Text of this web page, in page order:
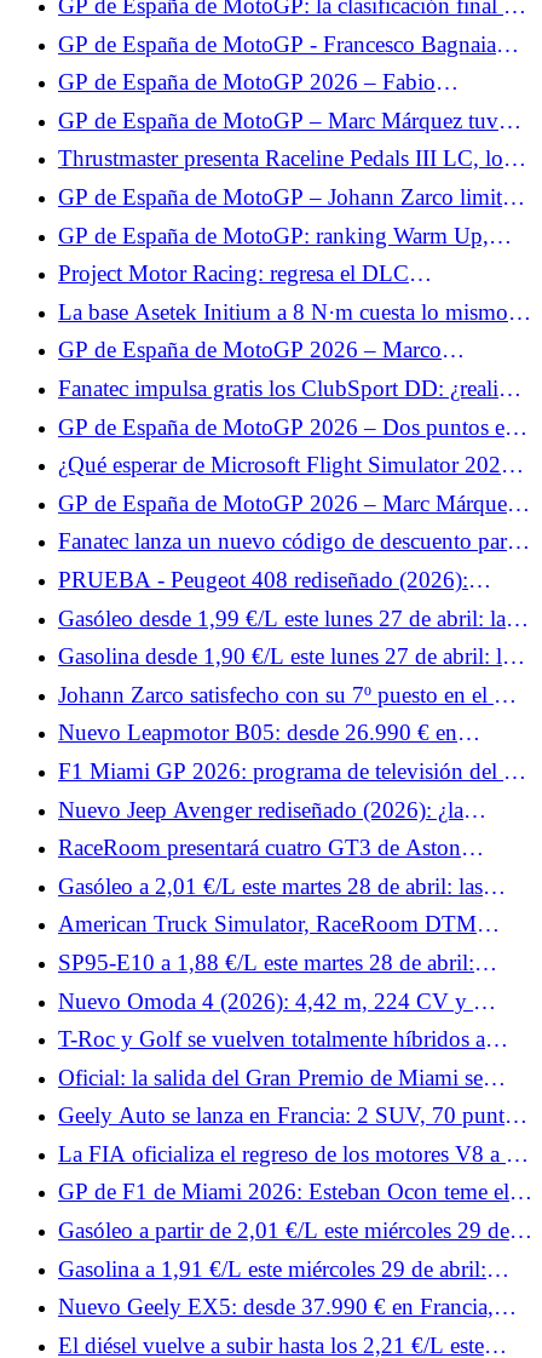
de tenerla”
GP de España de MotoGP: la clasificación final de
la carrera al sprint, escenario totalmente loco, Zarco
y Quartararo en los puntos
GP de España de MotoGP - Francesco Bagnaia
pierde ante Marc Márquez: “Era más rápido que
yo”
GP de España de MotoGP 2026 – Fabio
Quartararo hace su mea culpa: “Cometí un error al
no parar”
GP de España de MotoGP – Marc Márquez tuvo
suerte en la carrera al sprint: “Me caí en el mejor
momento”
Thrustmaster presenta Raceline Pedals III LC, los
nuevos pedales con célula de carga.
GP de España de MotoGP – Johann Zarco limita
los daños en la carrera al sprint: “Pude salvar
algunos puntos”
GP de España de MotoGP: ranking Warm Up,
Fabio Quartararo sube al Top 10, Zarco sólo 12º
Project Motor Racing: regresa el DLC
desaparecido y llega un parche a continuación.
La base Asetek Initium a 8 N·m cuesta lo mismo
que la base de 5,5 N·m.
GP de España de MotoGP 2026 – Marco
Bezzecchi limita los daños en carrera: “Alex
Márquez fue demasiado rápido”
Fanatec impulsa gratis los ClubSport DD: ¿realidad
o marketing?
GP de España de MotoGP 2026 – Dos puntos en
carrera para Fabio Quartararo: “No estamos en
condiciones de ser positivos”
¿Qué esperar de Microsoft Flight Simulator 2024
en PlayStation VR2?
GP de España de MotoGP 2026 – Marc Márquez
pone en perspectiva su caída: “Aun así fue un buen
fin de semana”
Fanatec lanza un nuevo código de descuento para
todo el catálogo.
PRUEBA - Peugeot 408 rediseñado (2026):
nuestro veredicto al volante... Rechazado por los
clientes, el Peugeot 408 aprovecha el inevitable
lavado de cara a mitad de carrera para... Prueba
lunes 27 de abril de 2026
Gasóleo desde 1,99 €/L este lunes 27 de abril: las
estaciones más baratas para repostar gasóleo
Gasolina desde 1,90 €/L este lunes 27 de abril: las
estaciones más baratas para repostar SP95-E10
Johann Zarco satisfecho con su 7º puesto en el GP
de España de MotoGP 2026: “Un resultado
positivo”
Nuevo Leapmotor B05: desde 26.990 € en
Europa, la berlina eléctrica compacta es fuerte
F1 Miami GP 2026: programa de televisión del fin
de semana y horarios para Francia
Nuevo Jeep Avenger rediseñado (2026): ¿la
parrilla iluminada como principal cambio del SUV
urbano?
RaceRoom presentará cuatro GT3 de Aston
Martin, Porsche, Ford y Lamborghini el mes que
viene.
Gasóleo a 2,01 €/L este martes 28 de abril: las
estaciones más baratas de Francia para repostar
gasóleo
American Truck Simulator, RaceRoom DTM
Esports y Rennsport: noticias de simracing de la
semana 19.
SP95-E10 a 1,88 €/L este martes 28 de abril:
¿dónde encontrar estaciones por debajo de la media
de 2 €/L en Francia?
Nuevo Omoda 4 (2026): 4,42 m, 224 CV y ​​
menos de 30.000 €
T-Roc y Golf se vuelven totalmente híbridos a
finales de 2026: Volkswagen da detalles de sus dos
nuevos motores
Oficial: la salida del Gran Premio de Miami se
adelanta tres horas debido al mal tiempo.
Geely Auto se lanza en Francia: 2 SUV, 70 puntos
de venta y grandes ambiciones
La FIA oficializa el regreso de los motores V8 a la
Fórmula 1 para 2030
GP de F1 de Miami 2026: Esteban Ocon teme el
calor por su Haas
Gasóleo a partir de 2,01 €/L este miércoles 29 de
abril: dónde encontrar estaciones por debajo de
2,20 €/L de media en Francia
Gasolina a 1,91 €/L este miércoles 29 de abril:
¿dónde ganar 10 céntimos por litro con SP95-E10
en Francia?
Nuevo Geely EX5: desde 37.990 € en Francia,
¿puede el SUV eléctrico eclipsar al Tesla Model Y?
El diésel vuelve a subir hasta los 2,21 €/L este